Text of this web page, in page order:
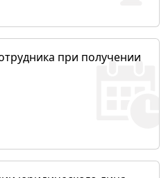
при получении